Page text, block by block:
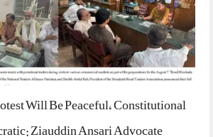
Will Be Peaceful, Constitutional
Ziauddin Ansari Advocate